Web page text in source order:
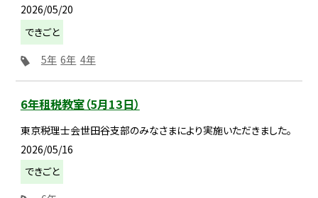
2026/05/20
できごと
5年 6年 4年
6年租税教室（5月13日）
東京税理士会世田谷支部のみなさまにより実施いただきました。
2026/05/16
できごと